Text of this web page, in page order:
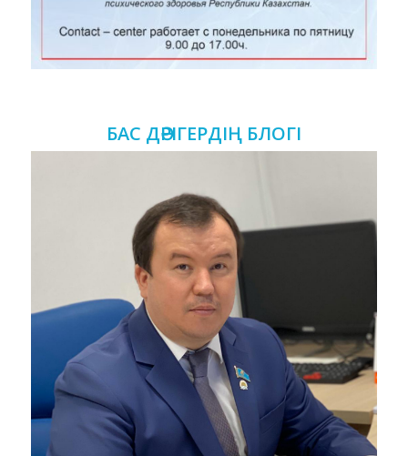
БАС ДӘРІГЕРДІҢ БЛОГІ